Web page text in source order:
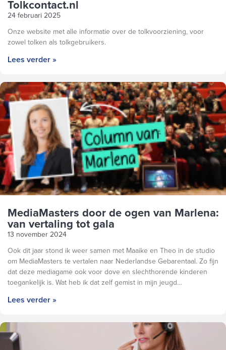
Tolkcontact.nl
24 februari 2025
Onze website met alle informatie over de tolkvoorziening, voor
zowel tolken als tolkgebruikers.
Lees verder »
MediaMasters door de ogen van Marlena:
van vertaling tot gala
13 november 2024
Ook dit jaar stond ik weer samen met Maaike en Theo in de studio
om MediaMasters te vertalen naar Nederlandse Gebarentaal. Zo fijn
dat deze mediagame ook voor dove en slechthorende kinderen
toegankelijk is. Wat heb ik dat zelf gemist in mijn jeugd…
Lees verder »